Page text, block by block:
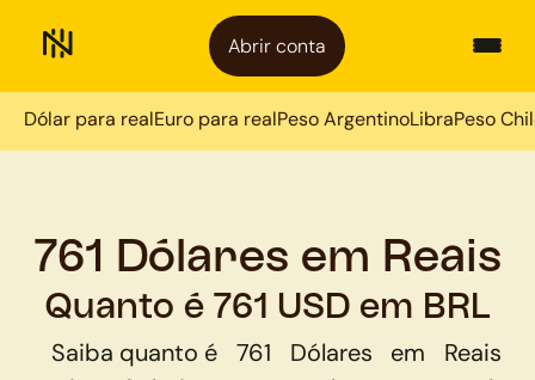
Abrir conta
Dólar para realEuro para realPeso ArgentinoLibraPeso
761 Dólares em Reais
Quanto é 761 USD em BRL
Saiba quanto é 761 Dólares em
Reais